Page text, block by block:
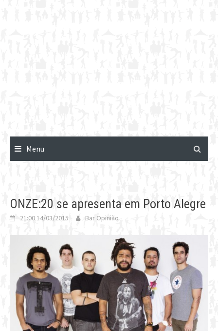
Menu
ONZE:20 se apresenta em Porto Alegre
21:00 14/03/2015 Bar Opinião